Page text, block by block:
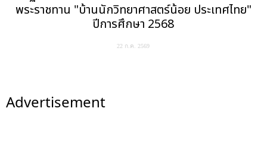
พระราชทาน "บ้านนักวิทยาศาสตร์น้อย ประเทศไทย"
ปีการศึกษา 2568
22 ก.ค. 2569
Advertisement